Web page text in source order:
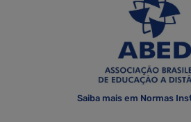
Saiba mais em Normas